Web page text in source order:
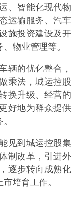
、智能化现代物
运输服务、汽车
施投资建设及开
物业管理等。
辆的优化整合，
乘法，城运控股
换升级、经营的
好地为群众提供
见到城运控股集
制改革，引进外
逐步转向成熟化
培育工作。